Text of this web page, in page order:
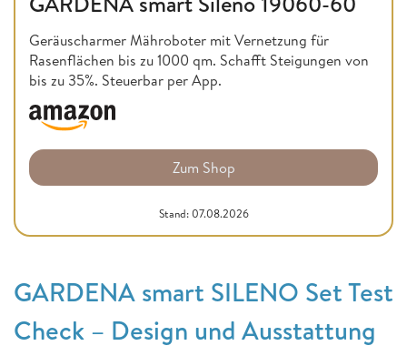
Geräuscharmer Mähroboter mit Vernetzung für
Rasenflächen bis zu 1000 qm. Schafft Steigungen von
bis zu 35%. Steuerbar per App.
Zum Shop
Stand: 07.08.2026
GARDENA smart SILENO Set Test
Check – Design und Ausstattung